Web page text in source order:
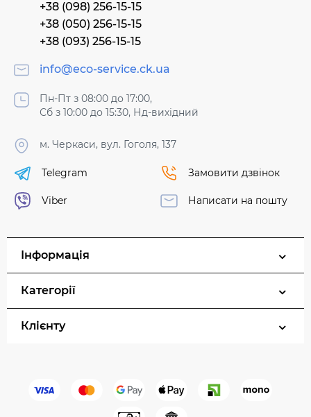
+38 (098) 256-15-15
+38 (050) 256-15-15
+38 (093) 256-15-15
info@eco-service.ck.ua
Пн-Пт з 08:00 до 17:00,
Сб з 10:00 до 15:30, Нд-вихідний
м. Черкаси, вул. Гоголя, 137
Telegram
Viber
Замовити дзвінок
Написати на пошту
Інформація
Категорії
Клієнту